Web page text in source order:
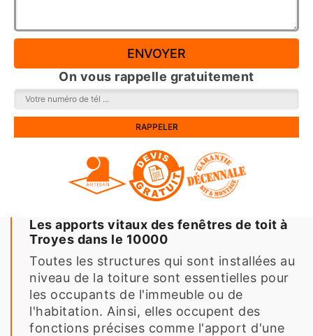
On vous rappelle gratuitement
Les apports vitaux des fenêtres de toit à
Troyes dans le 10000
Toutes les structures qui sont installées au
niveau de la toiture sont essentielles pour
les occupants de l'immeuble ou de
l'habitation. Ainsi, elles occupent des
fonctions précises comme l'apport d'une